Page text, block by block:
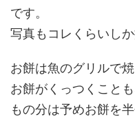
です。
写真もコレくらいし
お餅は魚のグリルで焼
お餅がくっつくこと
もの分は予めお餅を